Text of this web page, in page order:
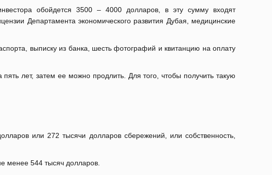
обойдется 3500 – 4000 долларов, в эту сумму входят
Департамента экономического развития Дубая, медицинские
выписку из банка, шесть фотографий и квитанцию на оплату
лет, затем ее можно продлить. Для того, чтобы получить такую
или 272 тысячи долларов сбережений, или собственность,
менее 544 тысяч долларов.